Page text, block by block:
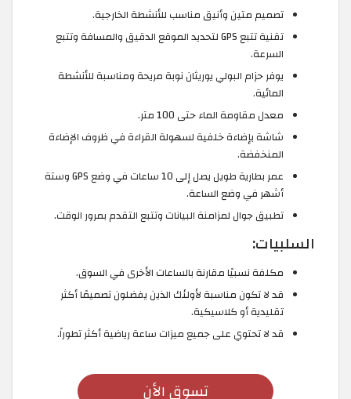
تصميم متين وأنيق مناسب للأنشطة الخارجية.
تقنية تتبع GPS لتحديد الموقع الدقيق والمسافة وتتبع
السرعة.
يوفر حزام البولي يوريثان نوبة مريحة ومناسبة للأنشطة
المائية.
معدل مقاومة الماء حتى 100 متر.
شاشة بإضاءة خلفية لسهولة القراءة في ظروف الإضاءة
المنخفضة.
عمر بطارية طويل يصل إلى 10 ساعات في وضع GPS وستة
أشهر في وضع الساعة.
تطبيق جوال لمزامنة البيانات وتتبع التقدم بمرور الوقت.
السلبيات:
مكلفة نسبيًا مقارنة بالساعات الأخرى في السوق.
قد لا تكون مناسبة لأولئك الذين يفضلون تصميمًا أكثر
تقليدية أو كلاسيكية.
قد لا تحتوي على جميع ميزات ساعة رياضية أكثر تطوراً.
تسوق الأن